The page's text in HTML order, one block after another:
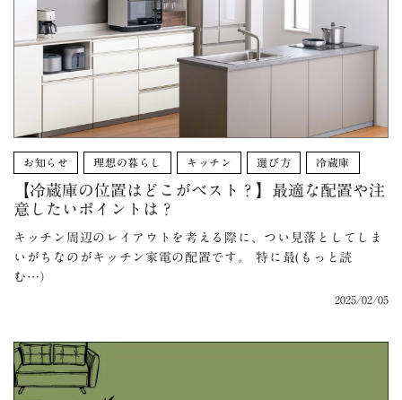
お知らせ 理想の暮らし キッチン 選び方 冷蔵庫
【冷蔵庫の位置はどこがベスト？】最適な配置や注
意したいポイントは？
キッチン周辺のレイアウトを考える際に、つい見落としてしま
いがちなのがキッチン家電の配置です。 特に最(もっと読
む…）
2025/02/05